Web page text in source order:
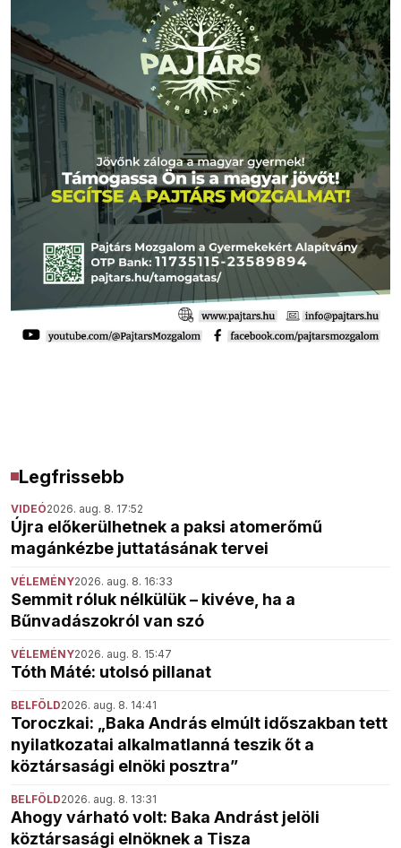
Legfrissebb
VIDEÓ2026. aug. 8. 17:52
Újra előkerülhetnek a paksi atomerőmű
magánkézbe juttatásának tervei
VÉLEMÉNY2026. aug. 8. 16:33
Semmit róluk nélkülük – kivéve, ha a
Bűnvadászokról van szó
VÉLEMÉNY2026. aug. 8. 15:47
Tóth Máté: utolsó pillanat
BELFÖLD2026. aug. 8. 14:41
Toroczkai: „Baka András elmúlt időszakban tett
nyilatkozatai alkalmatlanná teszik őt a
köztársasági elnöki posztra”
BELFÖLD2026. aug. 8. 13:31
Ahogy várható volt: Baka Andrást jelöli
köztársasági elnöknek a Tisza